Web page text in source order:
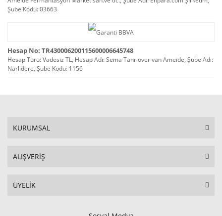
Şube Kodu: 03663
Hesap No: TR430006200115600006645748
Hesap Türü: Vadesiz TL, Hesap Adı: Sema Tanrıöver van Ameide, Şube Adı:
Narlıdere, Şube Kodu: 1156
KURUMSAL
ALIŞVERİŞ
ÜYELİK